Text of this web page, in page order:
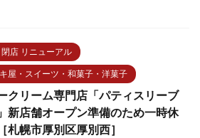
店 リニューアル
屋・スイーツ・和菓子・洋菓子
クリーム専門店「パティスリーブ
新店舗オープン準備のため一時休
札幌市厚別区厚別西］